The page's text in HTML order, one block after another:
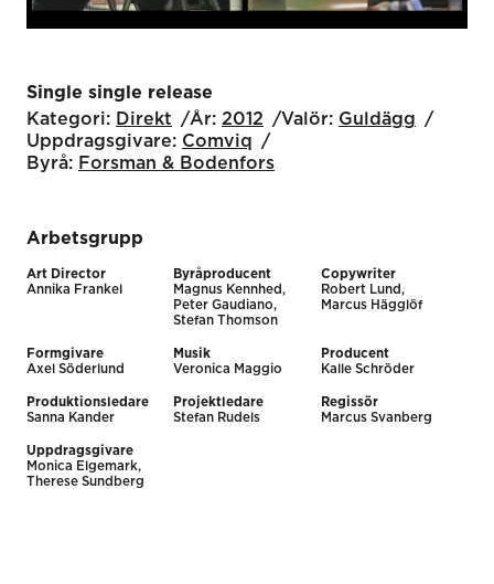
Single single release
Kategori: Direkt År: 2012 Valör: Guldägg
Uppdragsgivare: Comviq
Byrå: Forsman & Bodenfors
Arbetsgrupp
Art Director
Annika Frankel
Byråproducent
Magnus Kennhed,
Peter Gaudiano,
Stefan Thomson
Copywriter
Robert Lund,
Marcus Hägglöf
Formgivare
Axel Söderlund
Musik
Veronica Maggio
Producent
Kalle Schröder
Produktionsledare
Sanna Kander
Projektledare
Stefan Rudels
Regissör
Marcus Svanberg
Uppdragsgivare
Monica Elgemark,
Therese Sundberg